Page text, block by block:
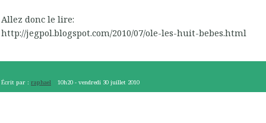
Allez donc le lire:
http://jegpol.blogspot.com/2010/07/ole-les-huit-bebes.html
Écrit par : raphael 10h20 -vendredi 30 juillet 2010